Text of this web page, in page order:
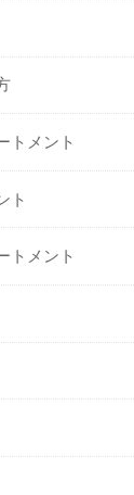
トメント
ト
トメント